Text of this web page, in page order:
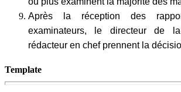
Après la réception des
examinateurs, le directeur de
rédacteur en chef prennent la
Template